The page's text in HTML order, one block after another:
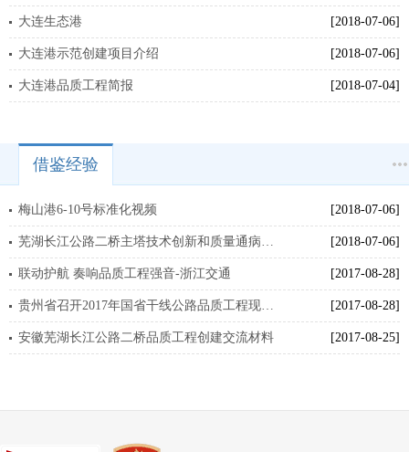
大连生态港 [2018-07-06]
大连港示范创建项目介绍 [2018-07-06]
大连港品质工程简报 [2018-07-04]
借鉴经验
梅山港6-10号标准化视频 [2018-07-06]
[2018-07-06]
联动护航 奏响品质工程强音-浙江交通 [2017-08-28]
[2017-08-28]
安徽芜湖长江公路二桥品质工程创建交流材料 [2017-08-25]